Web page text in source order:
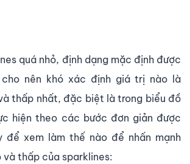
quá nhỏ, định dạng mặc định được
cho nên khó xác định giá trị nào là
thấp nhất, đặc biệt là trong biểu đồ
hiện theo các bước đơn giản được
để xem làm thế nào để nhấn mạnh
và thấp của sparklines: